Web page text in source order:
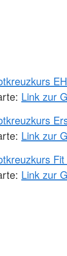
Link zur
Link zur
Link zur